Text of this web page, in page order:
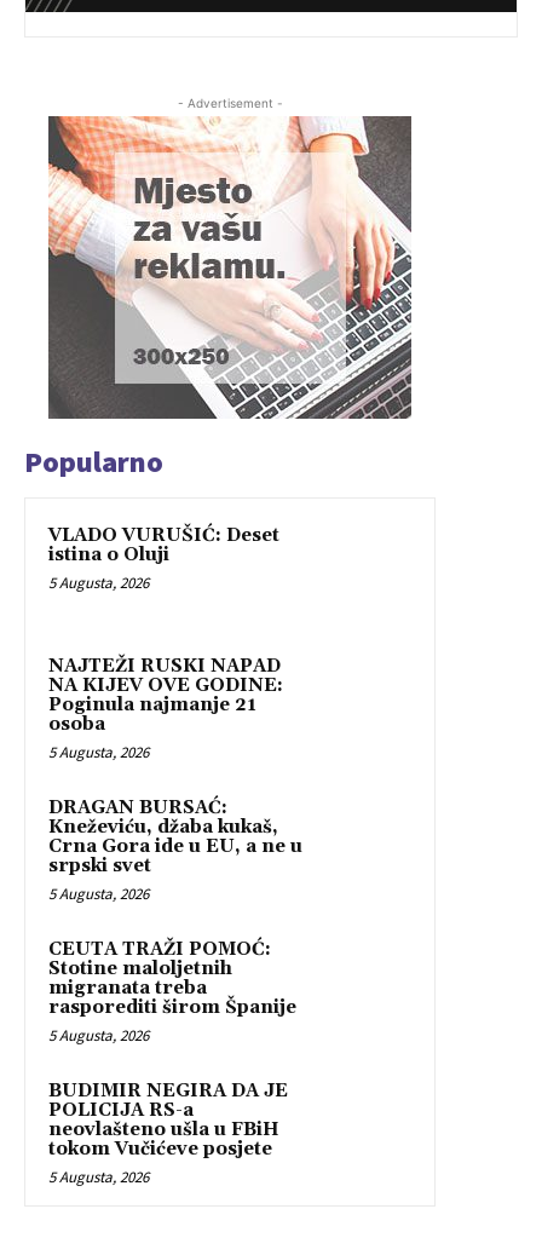
- Advertisement -
Popularno
VLADO VURUŠIĆ: Deset
istina o Oluji
5 Augusta, 2026
NAJTEŽI RUSKI NAPAD
NA KIJEV OVE GODINE:
Poginula najmanje 21
osoba
5 Augusta, 2026
DRAGAN BURSAĆ:
Kneževiću, džaba kukaš,
Crna Gora ide u EU, a ne u
srpski svet
5 Augusta, 2026
CEUTA TRAŽI POMOĆ:
Stotine maloljetnih
migranata treba
rasporediti širom Španije
5 Augusta, 2026
BUDIMIR NEGIRA DA JE
POLICIJA RS-a
neovlašteno ušla u FBiH
tokom Vučićeve posjete
5 Augusta, 2026